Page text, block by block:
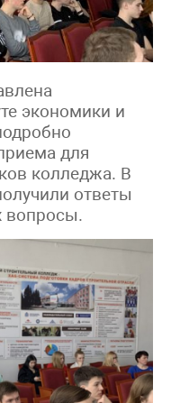
экономики и
для
колледжа. В
ответы
вопросы.